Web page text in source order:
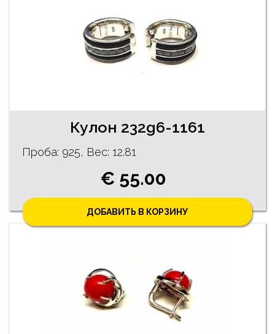
Кулон 232g6-1161
Проба: 925, Bес: 12.81
€ 55.00
ДОБАВИТЬ В КОРЗИНУ